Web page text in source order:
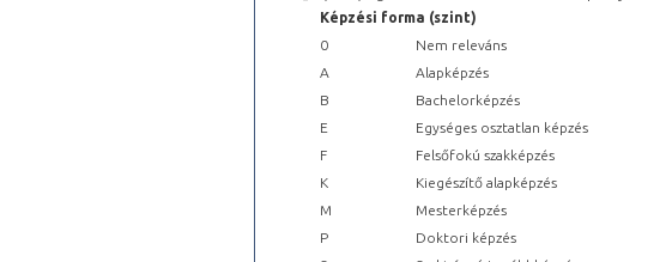
Képzési forma (szint)
0
Nem releváns
A
Alapképzés
B
Bachelorképzés
E
Egységes osztatlan képzés
F
Felsőfokú szakképzés
K
Kiegészítő alapképzés
M
Mesterképzés
P
Doktori képzés